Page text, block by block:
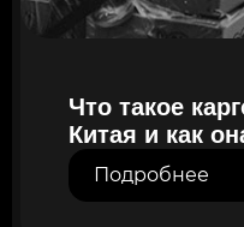
Что такое
Китая и как
Подробнее